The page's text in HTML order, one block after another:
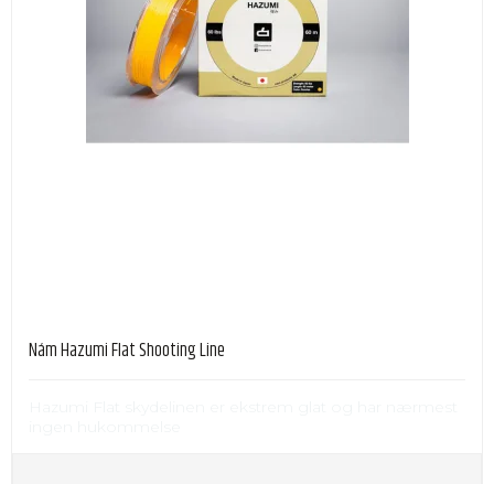
Nám Hazumi Flat Shooting Line